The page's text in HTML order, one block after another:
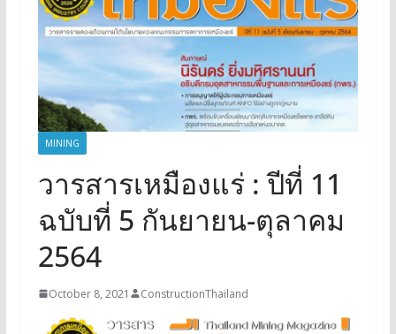
MINING
วารสารเหมืองแร่ : ปีที่ 11
ฉบับที่ 5 กันยายน-ตุลาคม
2564
October 8, 2021 ConstructionThailand